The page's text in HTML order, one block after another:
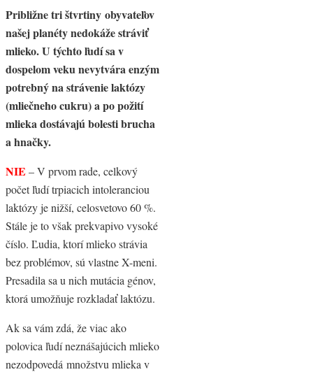
Približne tri štvrtiny obyvateľov
našej planéty nedokáže stráviť
mlieko. U týchto ľudí sa v
dospelom veku nevytvára enzým
potrebný na strávenie laktózy
(mliečneho cukru) a po požití
mlieka dostávajú bolesti brucha
a hnačky.
NIE – V prvom rade, celkový
počet ľudí trpiacich intoleranciou
laktózy je nižší, celosvetovo 60 %.
Stále je to však prekvapivo vysoké
číslo. Ľudia, ktorí mlieko strávia
bez problémov, sú vlastne X-meni.
Presadila sa u nich mutácia génov,
ktorá umožňuje rozkladať laktózu.
Ak sa vám zdá, že viac ako
polovica ľudí neznášajúcich mlieko
nezodpovedá množstvu mlieka v